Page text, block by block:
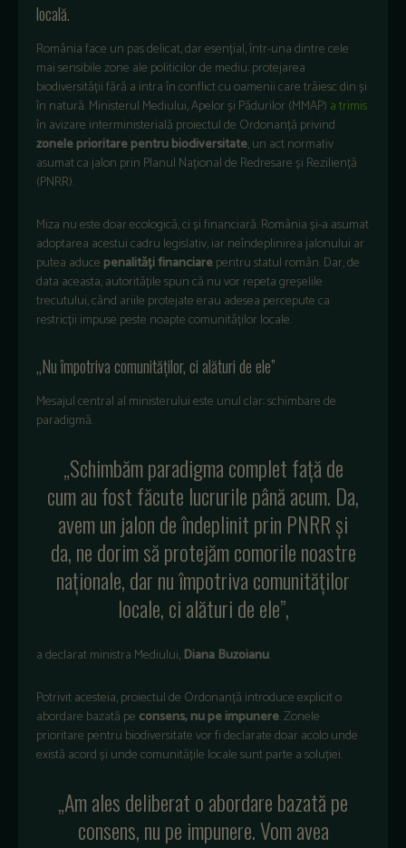
locală.
România face un pas delicat, dar esențial, într-una dintre cele
mai sensibile zone ale politicilor de mediu: protejarea
biodiversității fără a intra în conflict cu oamenii care trăiesc din și
în natură. Ministerul Mediului, Apelor și Pădurilor (MMAP) a trimis
în avizare interministerială proiectul de Ordonanță privind
zonele prioritare pentru biodiversitate, un act normativ
asumat ca jalon prin Planul Național de Redresare și Reziliență
(PNRR).
Miza nu este doar ecologică, ci și financiară. România și-a asumat
adoptarea acestui cadru legislativ, iar neîndeplinirea jalonului ar
putea aduce penalități financiarepentru statul român. Dar, de
data aceasta, autoritățile spun că nu vor repeta greșelile
trecutului, când ariile protejate erau adesea percepute ca
restricții impuse peste noapte comunităților locale.
„Nu împotriva comunităților, ci alături de ele”
Mesajul central al ministerului este unul clar: schimbare de
paradigmă.
„Schimbăm paradigma complet față de
cum au fost făcute lucrurile până acum. Da,
avem un jalon de îndeplinit prin PNRR și
da, ne dorim să protejăm comorile noastre
naționale, dar nu împotriva comunităților
locale, ci alături de ele”,
a declarat ministra Mediului, Diana Buzoianu.
Potrivit acesteia, proiectul de Ordonanță introduce explicit o
abordare bazată pe consens, nu pe impunere. Zonele
prioritare pentru biodiversitate vor fi declarate doar acolo unde
există acord și unde comunitățile locale sunt parte a soluției.
„Am ales deliberat o abordare bazată pe
consens, nu pe impunere. Vom avea